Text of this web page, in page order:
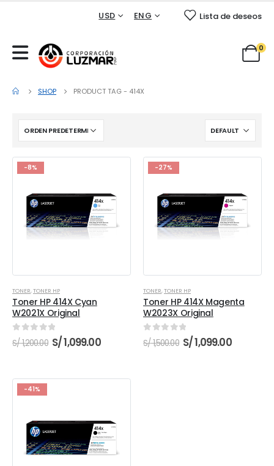
USD ENG Lista de deseos
0
SHOP PRODUCT TAG - 414X
-8%
TONER,TONER HP
Toner HP 414X Cyan
W2021X Original
out of 5
S/1,200.00 El
precio
S/ 1,200.00.
S/1,099.00El
S/ 1,099.00.
-27%
TONER,TONER HP
Toner HP 414X Magenta
W2023X Original
out of 5
S/1,500.00 El
precio
S/1,099.00El
-41%